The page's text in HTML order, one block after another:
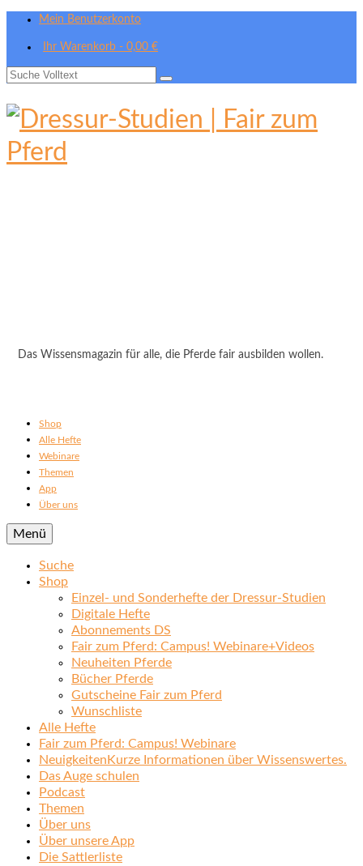
Mein Benutzerkonto
Ihr Warenkorb - 0,00 €
Suche
Das Wissensmagazin für alle, die Pferde fair ausbilden wollen.
Shop
Alle Hefte
Webinare
Themen
App
Über uns
Menü
Suche
Shop
Einzel- und Sonderhefte der Dressur-Studien
Digitale Hefte
Abonnements DS
Fair zum Pferd: Campus! Webinare+Videos
Neuheiten Pferde
Bücher Pferde
Gutscheine Fair zum Pferd
Wunschliste
Alle Hefte
Fair zum Pferd: Campus! Webinare
Neuigkeiten Kurze Informationen über Wissenswertes.
Das Auge schulen
Podcast
Themen
Über uns
Über unsere App
Die Sattlerliste